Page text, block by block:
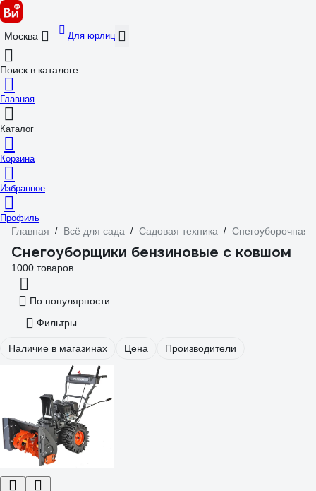
Москва Для юрлиц
Поиск в каталоге
Главная
Каталог
Корзина
Избранное
Профиль
Главная / Всё для сада / Садовая техника / Снегоуборочная
Снегоуборщики бензиновые с ковшом
1000 товаров
По популярности
Фильтры
Наличие в магазинах Цена Производители